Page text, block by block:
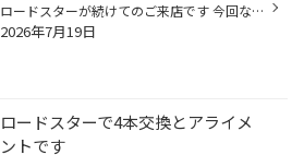
ロードスターが続けてのご来店です 今回な17インチのタイヤ交換です 装着タイヤは同じく ポテンザRE-71RZ サイズは215/45R17 前回車両よりもワンサイズ大きな17インチです 45扁平になりますのでより剛性が高いです 人気の高いロードスターの タイヤサイズも常時在庫しております ご来店ありがとうご...
2026年7月19日
ロードスターで4本交換とアライメ
ントです